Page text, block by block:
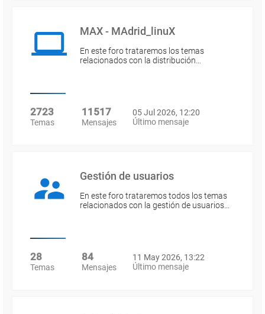
MAX - MAdrid_linuX
En este foro trataremos los temas
relacionados con la distribución…
2723
Temas
11517
Mensajes
05 Jul 2026, 12:20
Último mensaje
Gestión de usuarios
En este foro trataremos todos los temas
relacionados con la gestión de usuarios…
28
Temas
84
Mensajes
11 May 2026, 13:22
Último mensaje